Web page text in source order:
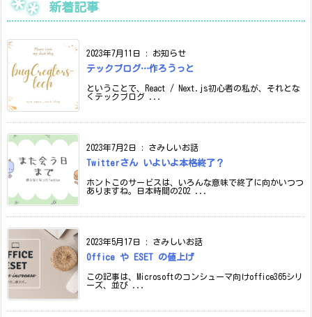
新着記事
2023年7月11日 : お知らせ
テックブログ…作ろうっと
ということで、React / Next.js初心者の私が、それとな
くテックブログ ...
2023年7月2日 : さみしいお話
Twitterさん いよいよ本格終了？
ホントこのサービスは、いろんな意味で終了に向かいつつ
ありますね。日本時間の202 ...
2023年5月17日 : さみしいお話
Office や ESET の値上げ
この記事は、Microsoftのコンシューマ向けoffice365シリ
ーズ、並び ...